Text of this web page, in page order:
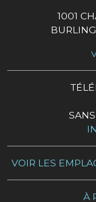
1001
VOIR LES
À